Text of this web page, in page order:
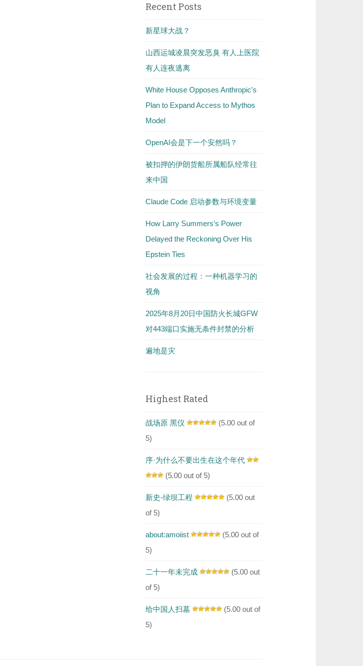
Recent Posts
新星球大战？
山西运城凌晨突发恶臭 有人上医院
有人连夜逃离
White House Opposes Anthropic’s
Plan to Expand Access to Mythos
Model
OpenAI会是下一个安然吗？
被扣押的伊朗货船所属船队经常往
来中国
Claude Code 启动参数与环境变量
How Larry Summers’s Power
Delayed the Reckoning Over His
Epstein Ties
社会发展的过程：一种机器学习的
视角
2025年8月20日中国防火长城GFW
对443端口实施无条件封禁的分析
遍地是灾
Highest Rated
战场原 黑仪
(5.00 out of
5)
序·为什么不要出生在这个年代
(5.00 out of 5)
新史-绿坝工程
(5.00 out
of 5)
about:amoiist
(5.00 out of
5)
二十一年未完成
(5.00 out
of 5)
给中国人扫墓
(5.00 out of
5)